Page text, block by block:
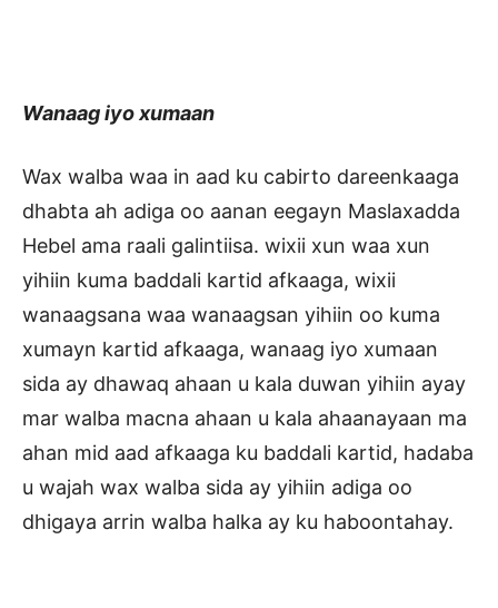
Wanaag iyo xumaan
Wax walba waa in aad ku cabirto dareenkaaga
dhabta ah adiga oo aanan eegayn Maslaxadda
Hebel ama raali galintiisa. wixii xun waa xun
yihiin kuma baddali kartid afkaaga, wixii
wanaagsana waa wanaagsan yihiin oo kuma
xumayn kartid afkaaga, wanaag iyo xumaan
sida ay dhawaq ahaan u kala duwan yihiin ayay
mar walba macna ahaan u kala ahaanayaan ma
ahan mid aad afkaaga ku baddali kartid, hadaba
u wajah wax walba sida ay yihiin adiga oo
dhigaya arrin walba halka ay ku haboontahay.